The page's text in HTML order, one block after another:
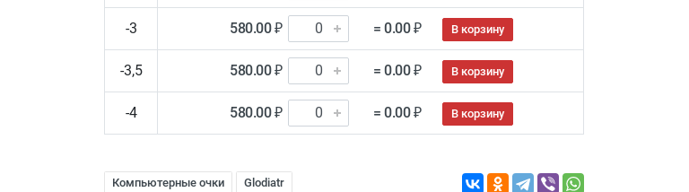
-3 580.00 ₽ = 0.00 ₽ В корзину
-3,5 580.00 ₽ = 0.00 ₽ В корзину
-4 580.00 ₽ = 0.00 ₽ В корзину
Компьютерные очки Glodiatr